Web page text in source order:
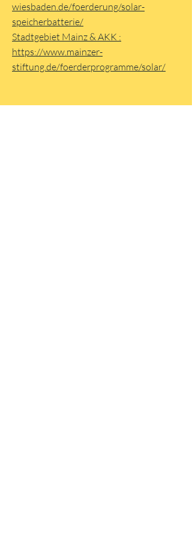
wiesbaden.de/foerderung/solar-
speicherbatterie/
Stadtgebiet Mainz & AKK :
https://www.mainzer-
stiftung.de/foerderprogramme/solar/